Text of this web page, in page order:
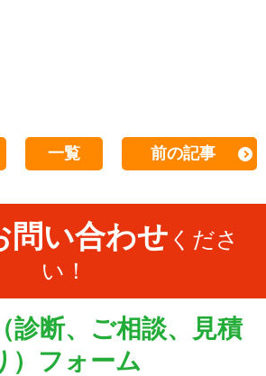
一覧 前の記事
問い合わせ くださ
い！
診断、ご相談、見積
）フォーム